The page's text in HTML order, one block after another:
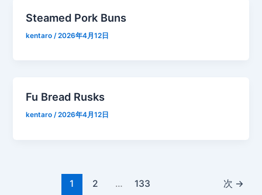
Steamed Pork Buns
kentaro /2026年4月12日
Fu Bread Rusks
kentaro/2026年4月12日
1 2 … 133 次 →